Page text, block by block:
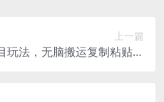
上一篇
玩法，无脑搬运复制粘贴，